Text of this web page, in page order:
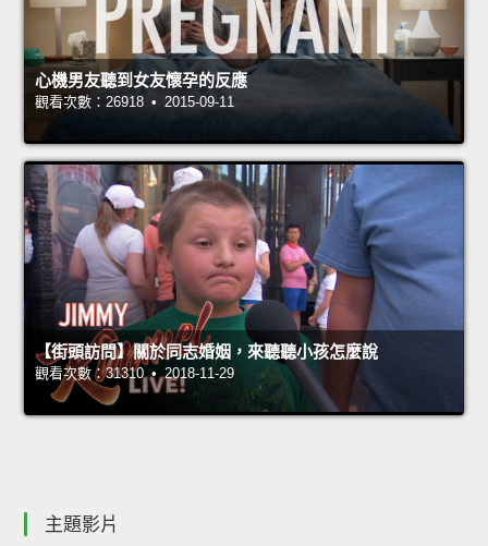
心機男友聽到女友懷孕的反應
觀看次數：26918 • 2015-09-11
【街頭訪問】關於同志婚姻，來聽聽小孩怎麼說
觀看次數：31310 • 2018-11-29
主題影片